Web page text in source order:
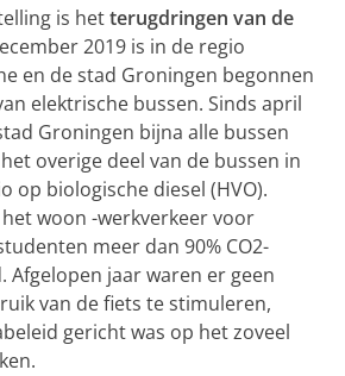
is hetterugdringen van de
2019 is in de regio
en de stad Groningen begonnen
elektrische bussen. Sinds april
Groningen bijna alle bussen
overige deel van de bussen in
op biologische diesel (HVO).
woon -werkverkeer voor
meer dan 90% CO2-
Afgelopen jaar waren er geen
van de fiets te stimuleren,
gericht was op het zoveel